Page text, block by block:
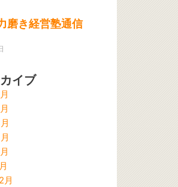
磨き経営塾通信
イブ
月